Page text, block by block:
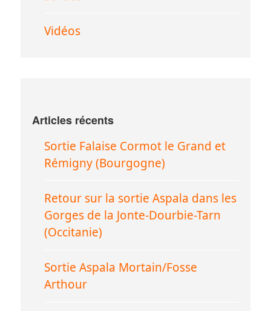
Vidéos
Articles récents
Sortie Falaise Cormot le Grand et
Rémigny (Bourgogne)
Retour sur la sortie Aspala dans les
Gorges de la Jonte-Dourbie-Tarn
(Occitanie)
Sortie Aspala Mortain/Fosse
Arthour